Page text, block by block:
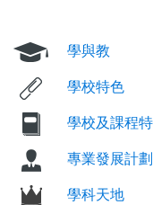
學與教
學校特色
學校及課程
專業發展計劃
學科天地